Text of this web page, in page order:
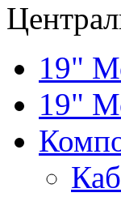
19"
19"